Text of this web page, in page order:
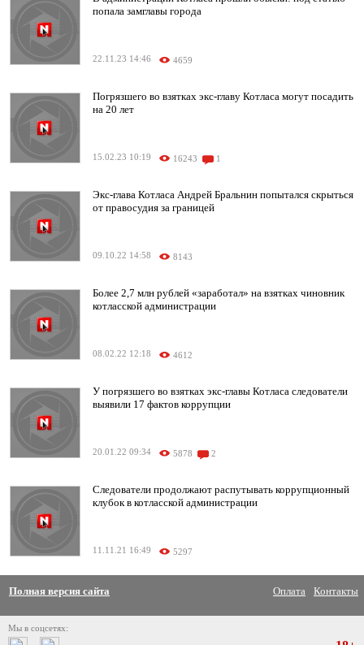
попала замглавы города
22.11.23 14:46 4659
Погрязшего во взятках экс-главу Котласа могут посадить
на 20 лет
15.02.23 10:19 16243 1
Экс-глава Котласа Андрей Бральнин попытался скрыться
от правосудия за границей
09.10.22 14:58 8143
Более 2,7 млн рублей «заработал» на взятках чиновник
котласской администрации
08.02.22 12:18 4612
У погрязшего во взятках экс-главы Котласа следователи
выявили 17 фактов коррупции
20.01.22 09:34 5878 2
Следователи продолжают распутывать коррупционный
клубок в котласской администрации
11.11.21 16:49 5297
Полная версия сайта Оплата Контакты
Мы в соцсетях: